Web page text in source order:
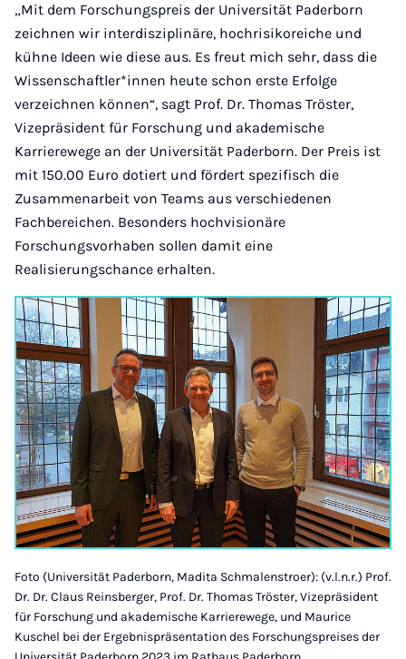
„Mit dem Forschungspreis der Universität Paderborn
zeichnen wir interdisziplinäre, hochrisikoreiche und
kühne Ideen wie diese aus. Es freut mich sehr, dass die
Wissenschaftler*innen heute schon erste Erfolge
verzeichnen können“, sagt Prof. Dr. Thomas Tröster,
Vizepräsident für Forschung und akademische
Karrierewege an der Universität Paderborn. Der Preis ist
mit 150.00 Euro dotiert und fördert spezifisch die
Zusammenarbeit von Teams aus verschiedenen
Fachbereichen. Besonders hochvisionäre
Forschungsvorhaben sollen damit eine
Realisierungschance erhalten.
Foto (Universität Paderborn, Madita Schmalenstroer): (v.l.n.r.) Prof.
Dr. Dr. Claus Reinsberger, Prof. Dr. Thomas Tröster, Vi­ze­prä­si­dent
für For­schung und aka­de­mi­sche Kar­rie­re­we­ge, und Maurice
Kuschel bei der Ergebnispräsentation des Forschungspreises der